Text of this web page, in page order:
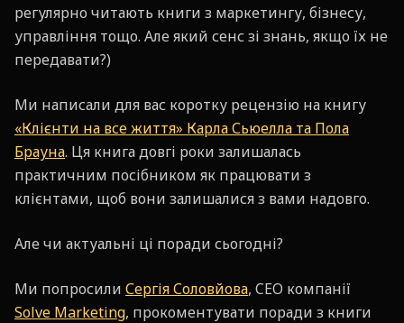
регулярно читають книги з маркетингу, бізнесу,
управління тощо. Але який сенс зі знань, якщо їх не
передавати?)
Ми написали для вас коротку рецензію на книгу
«Клієнти на все життя» Карла Сьюелла та Пола
Брауна. Ця книга довгі роки залишалась
практичним посібником як працювати з
клієнтами, щоб вони залишалися з вами надовго.
Але чи актуальні ці поради сьогодні?
Ми попросили Сергія Соловйова, CEO компанії
Solve Marketing, прокоментувати поради з книги